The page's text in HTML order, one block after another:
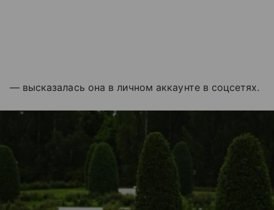
— высказалась она в личном аккаунте в соцсетях.